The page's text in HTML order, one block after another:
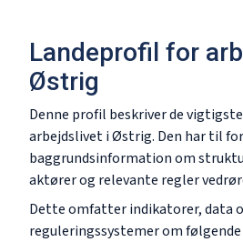
Landeprofil for
Østrig
Denne profil beskriver de
arbejdslivet i Østrig. Den har til
baggrundsinformation om
aktører og relevante regler
Dette omfatter indikatorer, data
reguleringssystemer om